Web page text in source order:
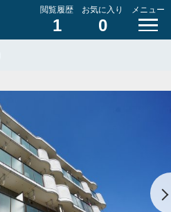
閲覧履歴
1
お気に入り
0
メニュー